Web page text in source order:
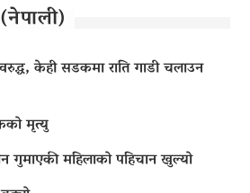
केही सडकमा राति गाडी चलाउन
मृत्यु
गुमाएकी महिलाको पहिचान खुल्यो